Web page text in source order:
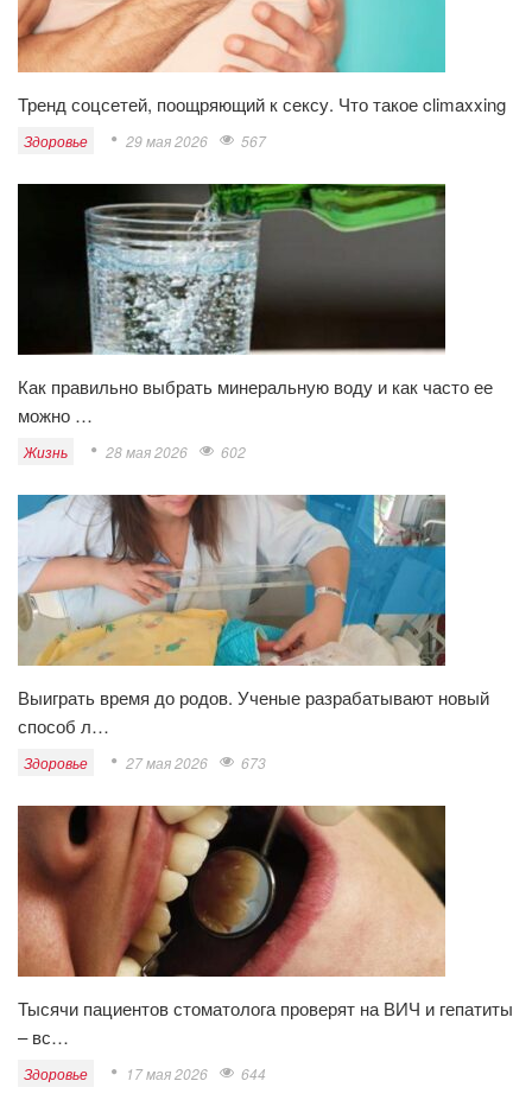
Тренд соцсетей, поощряющий к сексу. Что такое climaxxing
Здоровье 29 мая 2026 567
Как правильно выбрать минеральную воду и как часто ее
можно …
Жизнь 28 мая 2026 602
Выиграть время до родов. Ученые разрабатывают новый
способ л…
Здоровье 27 мая 2026 673
Тысячи пациентов стоматолога проверят на ВИЧ и гепатиты
– вс…
Здоровье 17 мая 2026 644